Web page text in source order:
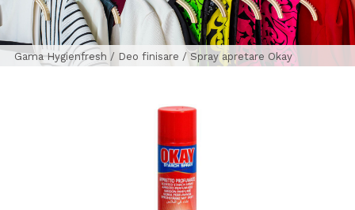
Gama Hygienfresh / Deo finisare / Spray apretare Okay